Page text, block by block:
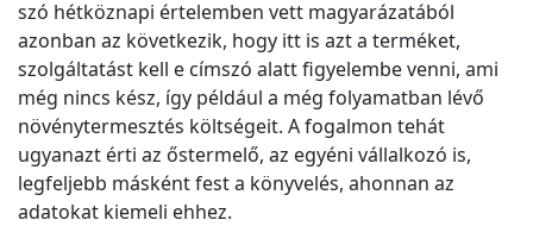
szó hétköznapi értelemben vett magyarázatából
azonban az következik, hogy itt is azt a terméket,
szolgáltatást kell e címszó alatt figyelembe venni, ami
még nincs kész, így például a még folyamatban lévő
növénytermesztés költségeit. A fogalmon tehát
ugyanazt érti az őstermelő, az egyéni vállalkozó is,
legfeljebb másként fest a könyvelés, ahonnan az
adatokat kiemeli ehhez.